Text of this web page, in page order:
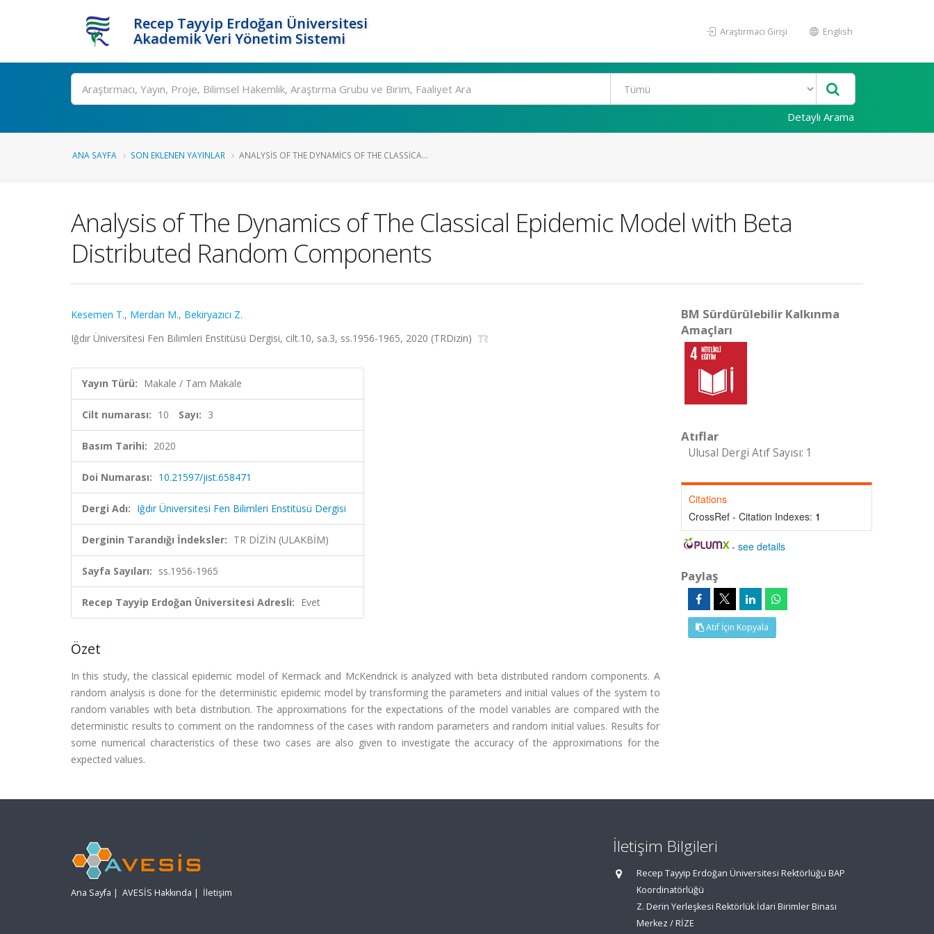
Recep Tayyip Erdoğan Üniversitesi
Akademik Veri Yönetim Sistemi
Araştırmacı Girişi English
Ara
Detaylı Arama
ANA SAYFA SON EKLENEN YAYINLAR ANALYSIS OF THE DYNAMICS OF THE CLASSICA...
Analysis of The Dynamics of The Classical Epidemic Model with Beta
Distributed Random Components
Kesemen T., Merdan M., Bekiryazıcı Z.
Iğdır Üniversitesi Fen Bilimleri Enstitüsü Dergisi, cilt.10, sa.3, ss.1956-1965, 2020 (TRDizin)
Yayın Türü: Makale / Tam Makale
Cilt numarası: 10 Sayı: 3
Basım Tarihi: 2020
Doi Numarası: 10.21597/jist.658471
Dergi Adı: Iğdır Üniversitesi Fen Bilimleri Enstitüsü Dergisi
Derginin Tarandığı İndeksler: TR DİZİN (ULAKBİM)
Sayfa Sayıları: ss.1956-1965
Recep Tayyip Erdoğan Üniversitesi Adresli: Evet
Özet
In this study, the classical epidemic model of Kermack and McKendrick is analyzed with beta distributed random components. A
random analysis is done for the deterministic epidemic model by transforming the parameters and initial values of the system to
random variables with beta distribution. The approximations for the expectations of the model variables are compared with the
deterministic results to comment on the randomness of the cases with random parameters and random initial values. Results for
some numerical characteristics of these two cases are also given to investigate the accuracy of the approximations for the
expected values.
BM Sürdürülebilir Kalkınma
Amaçları
Atıflar
Ulusal Dergi Atıf Sayısı: 1
Citations
CrossRef - Citation Indexes: 1
-see details
Paylaş
Atıf İçin Kopyala
Ana Sayfa | AVESİS Hakkında | İletişim
İletişim Bilgileri
Recep Tayyip Erdoğan Üniversitesi Rektörlüğü BAP
Koordinatörlüğü
Z. Derin Yerleşkesi Rektörlük İdari Birimler Binası
Merkez / RİZE